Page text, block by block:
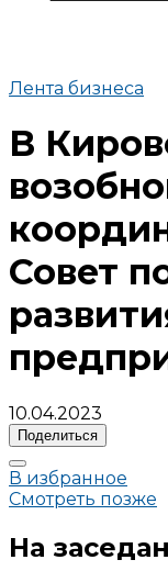
Лента бизнеса
В
Совет
10.04.2023
Поделиться
В избранное
Смотреть позже
На